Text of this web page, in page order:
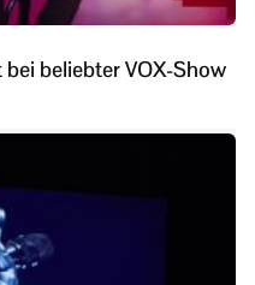
beliebter VOX-Show